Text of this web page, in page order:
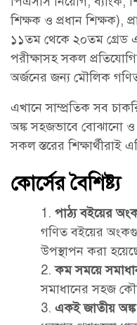
শিক্ষক ও প্রধান শিক্ষক),
১১তম থেকে ২০তম গ্রেড
পরীক্ষাসহ সকল
অর্জনের জন্য মৌলিক
এখানে সাম্প্রতিক সব
অঙ্ক সহজভাবে বোঝানো ও
সকল স্তরের
কোর্সের বৈশিষ্ট্য
পাঠ্য বইয়ের
গণিত বইয়ের
উপস্থাপন করা
কম সময়ে
সমাধানের সহজ
একই জাতীয়